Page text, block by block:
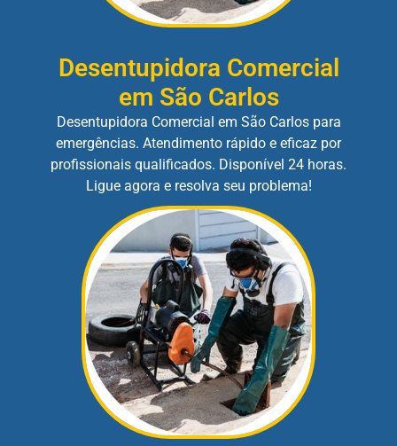
Desentupidora Comercial
em São Carlos
Desentupidora Comercial em São Carlos para
emergências. Atendimento rápido e eficaz por
profissionais qualificados. Disponível 24 horas.
Ligue agora e resolva seu problema!